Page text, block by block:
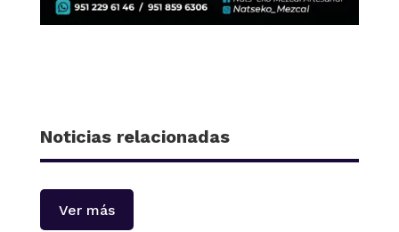
Noticias relacionadas
Ver más